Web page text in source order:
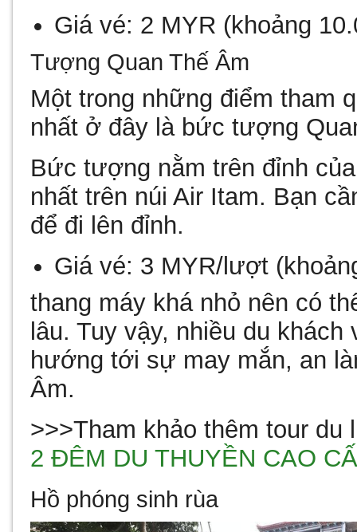
Giá vé: 2 MYR (khoảng
Tượng Quan Thế Âm
Một trong những điểm tham
nhất ở đây là bức tượng
Bức tượng nằm trên đỉnh
nhất trên núi Air Itam. Bạn
để đi lên đỉnh.
Giá vé: 3 MYR/lượt
thang máy khá nhỏ nên có
lâu. Tuy vậy, nhiều du
hướng tới sự may mắn, an
Âm.
>>>Tham khảo thêm tour du
2 ĐÊM DU THUYỀN CAO
Hồ phóng sinh rùa